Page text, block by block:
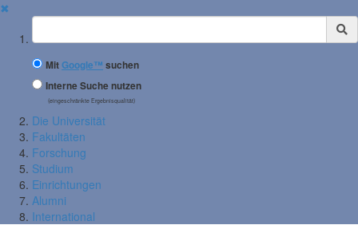
✖
Suchbegriff
MitGoogle™ suchen
Interne Suche nutzen
(eingeschränkte Ergebnisqualität)
Die Universität
Fakultäten
Forschung
Studium
Einrichtungen
Alumni
International